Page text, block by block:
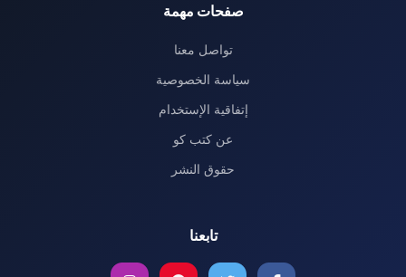
صفحات مهمة
تواصل معنا
سياسة الخصوصية
إتفاقية الإستخدام
عن كتب كو
حقوق النشر
تابعنا